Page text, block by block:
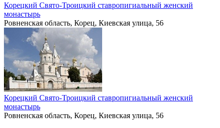
Корецкий Свято-Троицкий ставропигиальный женский
монастырь
Ровненская область, Корец, Киевская улица, 56
Корецкий Свято-Троицкий ставропигиальный женский
монастырь
Ровненская область, Корец, Киевская улица, 56